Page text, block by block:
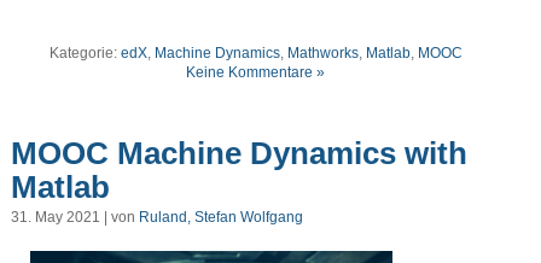
Kategorie: edX, Machine Dynamics, Mathworks, Matlab, MOOC
Keine Kommentare »
MOOC Machine Dynamics with
Matlab
31. May 2021 | von Ruland, Stefan Wolfgang